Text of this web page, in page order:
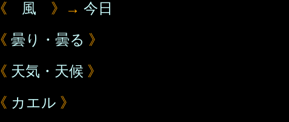
《 風 》→ 今日
《 曇り・曇る 》
《 天気・天候 》
《 カエル 》